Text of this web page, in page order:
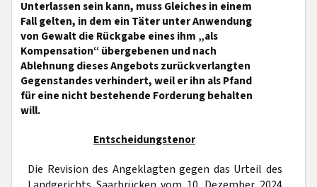
Unterlassen sein kann, muss Gleiches in einem
Fall gelten, in dem ein Täter unter Anwendung
von Gewalt die Rückgabe eines ihm „als
Kompensation“ übergebenen und nach
Ablehnung dieses Angebots zurückverlangten
Gegenstandes verhindert, weil er ihn als Pfand
für eine nicht bestehende Forderung behalten
will.
Entscheidungstenor
Die Revision des Angeklagten gegen das Urteil des